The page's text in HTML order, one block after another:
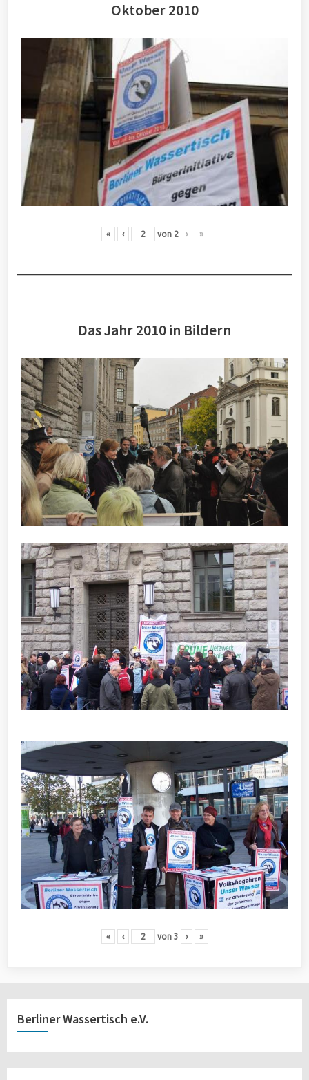
Oktober 2010
« ‹ von 2 › »
Das Jahr 2010 in Bildern
« ‹ von 3 › »
Berliner Wassertisch e.V.